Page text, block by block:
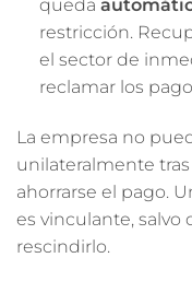
queda
restricción.
el sector de
reclamar los
La empresa no
unilateralmente
ahorrarse el pago.
es vinculante, salvo
rescindirlo.